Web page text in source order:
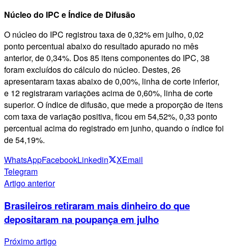
Núcleo do IPC e Índice de Difusão
O núcleo do IPC registrou taxa de 0,32% em julho, 0,02
ponto percentual abaixo do resultado apurado no mês
anterior, de 0,34%. Dos 85 itens componentes do IPC, 38
foram excluídos do cálculo do núcleo. Destes, 26
apresentaram taxas abaixo de 0,00%, linha de corte inferior,
e 12 registraram variações acima de 0,60%, linha de corte
superior. O índice de difusão, que mede a proporção de itens
com taxa de variação positiva, ficou em 54,52%, 0,33 ponto
percentual acima do registrado em junho, quando o índice foi
de 54,19%.
WhatsAppFacebookLinkedin XEmail
Telegram
Artigo anterior
Brasileiros retiraram mais dinheiro do que
depositaram na poupança em julho
Próximo artigo